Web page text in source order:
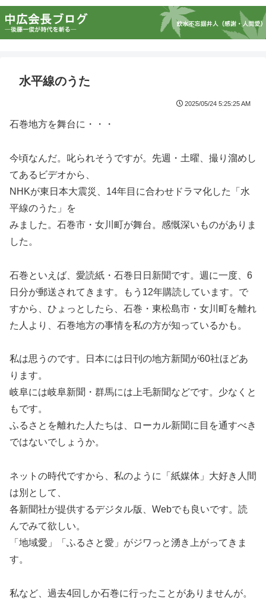
水平線のうた
2025/05/24 5:25:25 AM
石巻地方を舞台に・・・
今頃なんだ。叱られそうですが。先週・土曜、撮り溜めし
てあるビデオから、
NHKが東日本大震災、14年目に合わせドラマ化した「水
平線のうた」を
みました。石巻市・女川町が舞台。感慨深いものがありま
した。
石巻といえば、愛読紙・石巻日日新聞です。週に一度、6
日分が郵送されてきます。もう12年購読しています。で
すから、ひょっとしたら、石巻・東松島市・女川町を離れ
た人より、石巻地方の事情を私の方が知っているかも。
私は思うのです。日本には日刊の地方新聞が60社ほどあ
ります。
岐阜には岐阜新聞・群馬には上毛新聞などです。少なくと
もです。
ふるさとを離れた人たちは、ローカル新聞に目を通すべき
ではないでしょうか。
ネットの時代ですから、私のように「紙媒体」大好き人間
は別として、
各新聞社が提供するデジタル版、Webでも良いです。読
んでみて欲しい。
「地域愛」「ふるさと愛」がジワっと湧き上がってきま
す。
私など、過去4回しか石巻に行ったことがありませんが。